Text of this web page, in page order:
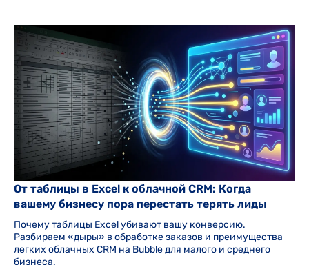
От таблицы в Excel к облачной CRM: Когда
вашему бизнесу пора перестать терять лиды
Почему таблицы Excel убивают вашу конверсию.
Разбираем «дыры» в обработке заказов и преимущества
легких облачных CRM на Bubble для малого и среднего
бизнеса.